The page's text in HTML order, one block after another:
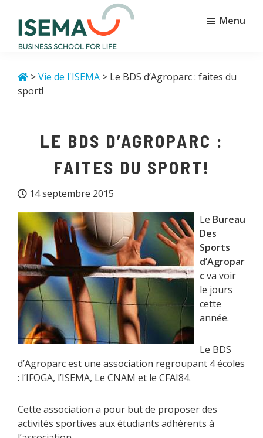
contenu
principal
pied
school
for
life
Menu
>Vie de l'ISEMA > Le BDS d’Agroparc : faites du
sport!
LE BDS D’AGROPARC :
FAITES DU SPORT!
14 septembre 2015
Le Bureau
Des
Sports
d’Agropar
cva voir
le jours
cette
année.
Le BDS
d’Agroparc est une association regroupant 4 écoles
: l’IFOGA, l’ISEMA, Le CNAM et le CFAI84.
Cette association a pour but de proposer des
activités sportives aux étudiants adhérents à